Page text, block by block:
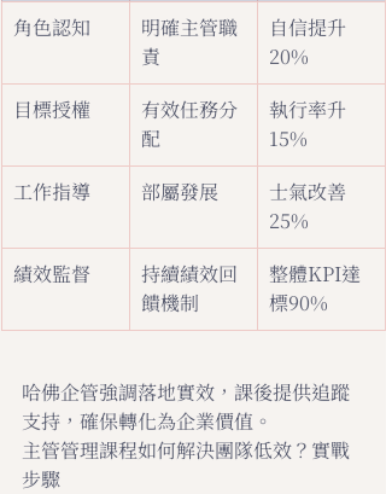
角色認知
明確主管職
責
自信提升
20%
目標授權
有效任務分
配
執行率升
15%
工作指導
部屬發展
士氣改善
25%
績效監督
持續績效回
饋機制
整體KPI達
標90%
哈佛企管強調落地實效，課後提供追蹤
支持，確保轉化為企業價值。
主管管理課程如何解決團隊低效？實戰
步驟